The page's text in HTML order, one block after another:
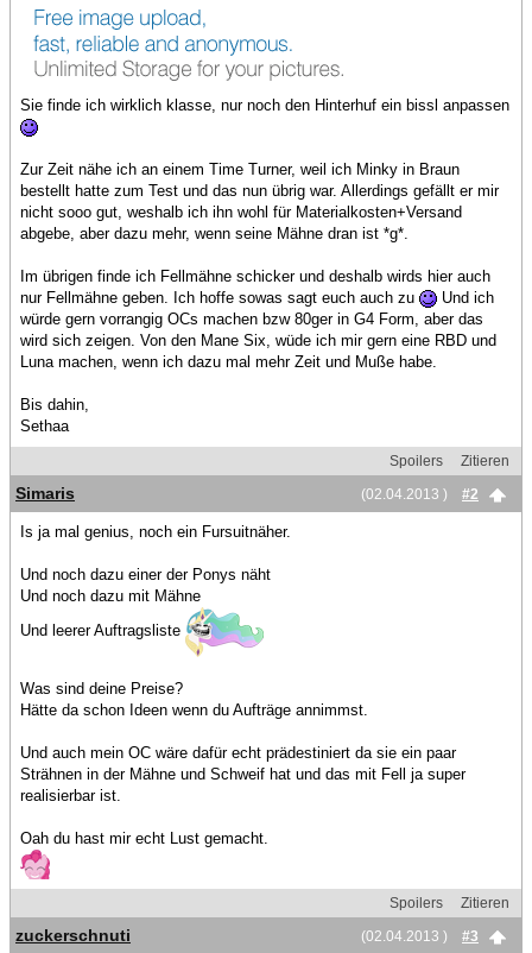
Sie finde ich wirklich klasse, nur noch den Hinterhuf ein bissl anpassen
Zur Zeit nähe ich an einem Time Turner, weil ich Minky in Braun
bestellt hatte zum Test und das nun übrig war. Allerdings gefällt er mir
nicht sooo gut, weshalb ich ihn wohl für Materialkosten+Versand
abgebe, aber dazu mehr, wenn seine Mähne dran ist *g*.
Im übrigen finde ich Fellmähne schicker und deshalb wirds hier auch
nur Fellmähne geben. Ich hoffe sowas sagt euch auch zu
Und ich
würde gern vorrangig OCs machen bzw 80ger in G4 Form, aber das
wird sich zeigen. Von den Mane Six, wüde ich mir gern eine RBD und
Luna machen, wenn ich dazu mal mehr Zeit und Muße habe.
Bis dahin,
Sethaa
Spoilers
Zitieren
(02.04.2013 )
#2
Simaris
Is ja mal genius, noch ein Fursuitnäher.
Und noch dazu einer der Ponys näht
Und noch dazu mit Mähne
Und leerer Auftragsliste
Was sind deine Preise?
Hätte da schon Ideen wenn du Aufträge annimmst.
Und auch mein OC wäre dafür echt prädestiniert da sie ein paar
Strähnen in der Mähne und Schweif hat und das mit Fell ja super
realisierbar ist.
Oah du hast mir echt Lust gemacht.
Spoilers
Zitieren
(02.04.2013 )
#3
zuckerschnuti